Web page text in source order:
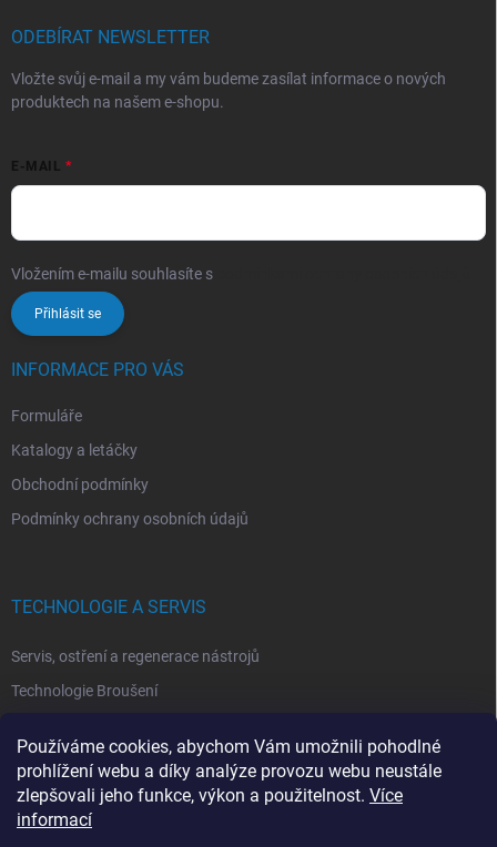
Používáme cookies, abychom Vám umožnili pohodlné
prohlížení webu a díky analýze provozu webu neustále
zlepšovali jeho funkce, výkon a použitelnost. Více
informací
ODEBÍRAT NEWSLETTER
Vložte svůj e-mail a my vám budeme zasílat informace o nových
produktech na našem e-shopu.
E-MAIL
Vložením e-mailu souhlasíte s
Přihlásit se
INFORMACE PRO VÁS
Formuláře
Katalogy a letáčky
Obchodní podmínky
Podmínky ochrany osobních údajů
TECHNOLOGIE A SERVIS
Servis, ostření a regenerace nástrojů
Technologie Broušení
Technologie Laserová Ablace